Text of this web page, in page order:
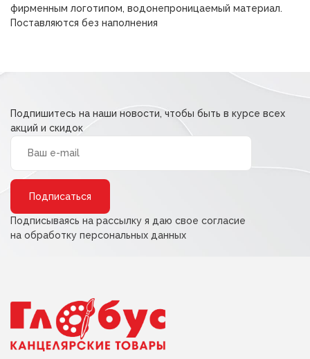
фирменным логотипом, водонепроницаемый материал.
Поставляются без наполнения
Подпишитесь на наши новости, чтобы быть в курсе всех
акций и скидок
Подписываясь на рассылку я даю свое согласие
на обработку персональных данных